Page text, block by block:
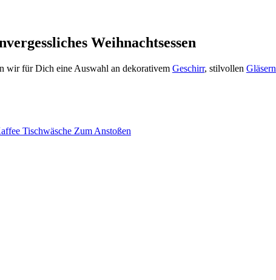
Weihnachtsessen
wir für Dich eine Auswahl an dekorativem Geschirr, stilvollen Gläsern
Tischwäsche Zum Anstoßen